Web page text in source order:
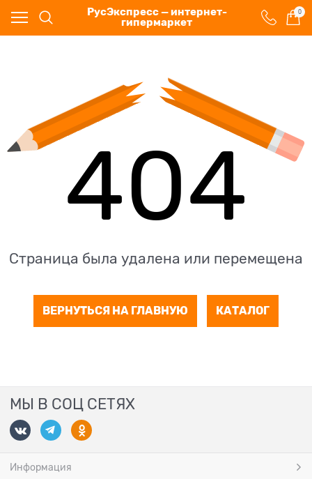
РусЭкспресс — интернет-
гипермаркет
0
404
Страница была удалена или перемещена
ВЕРНУТЬСЯ НА ГЛАВНУЮ КАТАЛОГ
МЫ В СОЦ СЕТЯХ
Информация